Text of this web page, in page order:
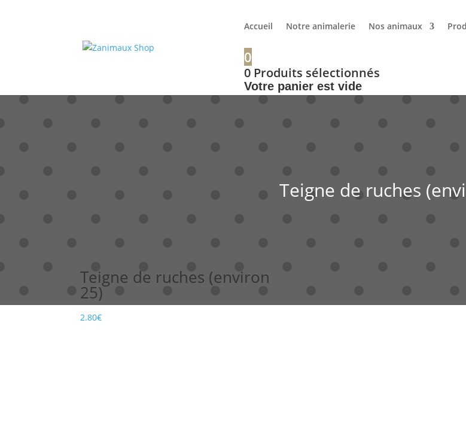
Accueil
Notre animalerie Nos animaux
0
0 Produits sélectionnés
Votre panier est vide
Teigne de ruches
Teigne de ruches (environ
25)
2.80€